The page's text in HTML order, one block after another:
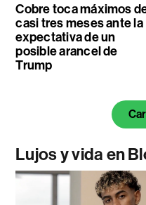
Cobre toca máximos
casi tres meses ante la
expectativa de un
posible arancel de
Trump
Lujos y vida en